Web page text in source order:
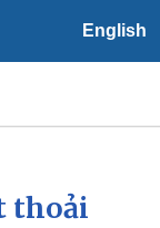
English
thoải